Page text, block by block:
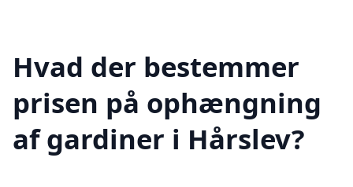
Hvad der bestemmer
prisen på ophængning
af gardiner i Hårslev?